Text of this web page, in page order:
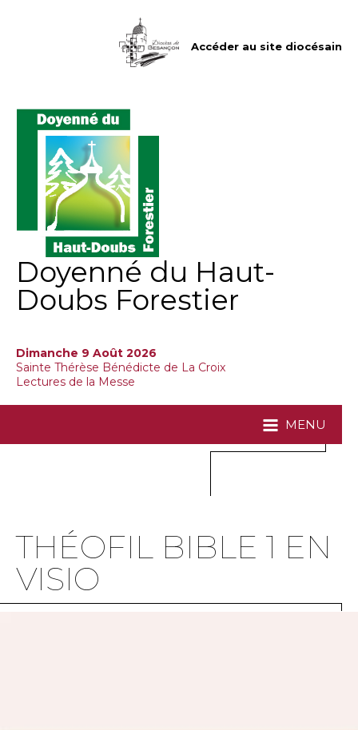
Accéder au site diocésain
Doyenné du Haut-
Doubs Forestier
Dimanche 9 Août 2026
Sainte Thérèse Bénédicte de La Croix
Lectures de la Messe
MENU
THÉOFIL BIBLE 1 EN
VISIO